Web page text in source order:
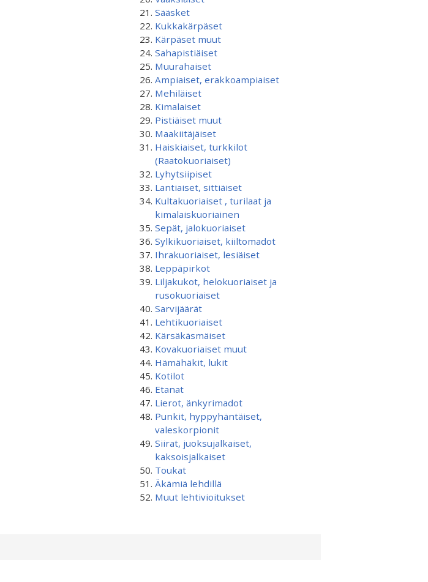
Sääsket
Kukkakärpäset
Kärpäset muut
Sahapistiäiset
Muurahaiset
Ampiaiset, erakkoampiaiset
Mehiläiset
Kimalaiset
Pistiäiset muut
Maakiitäjäiset
Haiskiaiset, turkkilot
(Raatokuoriaiset)
Lyhytsiipiset
Lantiaiset, sittiäiset
Kultakuoriaiset , turilaat ja
kimalaiskuoriainen
Sepät, jalokuoriaiset
Sylkikuoriaiset, kiiltomadot
Ihrakuoriaiset, lesiäiset
Leppäpirkot
Liljakukot, helokuoriaiset ja
rusokuoriaiset
Sarvijäärät
Lehtikuoriaiset
Kärsäkäsmäiset
Kovakuoriaiset muut
Hämähäkit, lukit
Kotilot
Etanat
Lierot, änkyrimadot
Punkit, hyppyhäntäiset,
valeskorpionit
Siirat, juoksujalkaiset,
kaksoisjalkaiset
Toukat
Äkämiä lehdillä
Muut lehtivioitukset